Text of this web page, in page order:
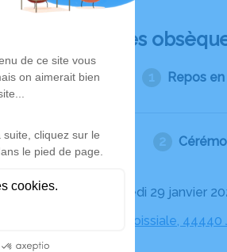
Déroulé des
Repos
Le mercredi 29 janvier
Église Paroissiale,